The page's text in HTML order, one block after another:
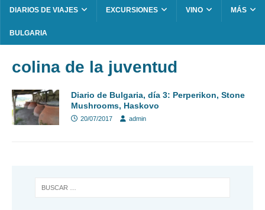
DIARIOS DE VIAJES EXCURSIONES VINO MÁS
BULGARIA
colina de la juventud
Diario de Bulgaria, día 3: Perperikon, Stone
Mushrooms, Haskovo
20/07/2017 admin